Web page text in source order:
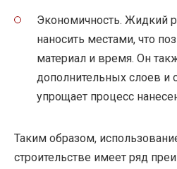
Экономичность. Жидкий
наносить местами, что
материал и время. Он
дополнительных слоев и
упрощает процесс
Таким образом,
строительстве имеет ряд